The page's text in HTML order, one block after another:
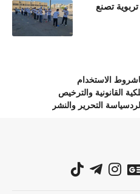
تصنع
شروط الاستخدام
القانونية والترخيص
سياسة التحرير والنشر